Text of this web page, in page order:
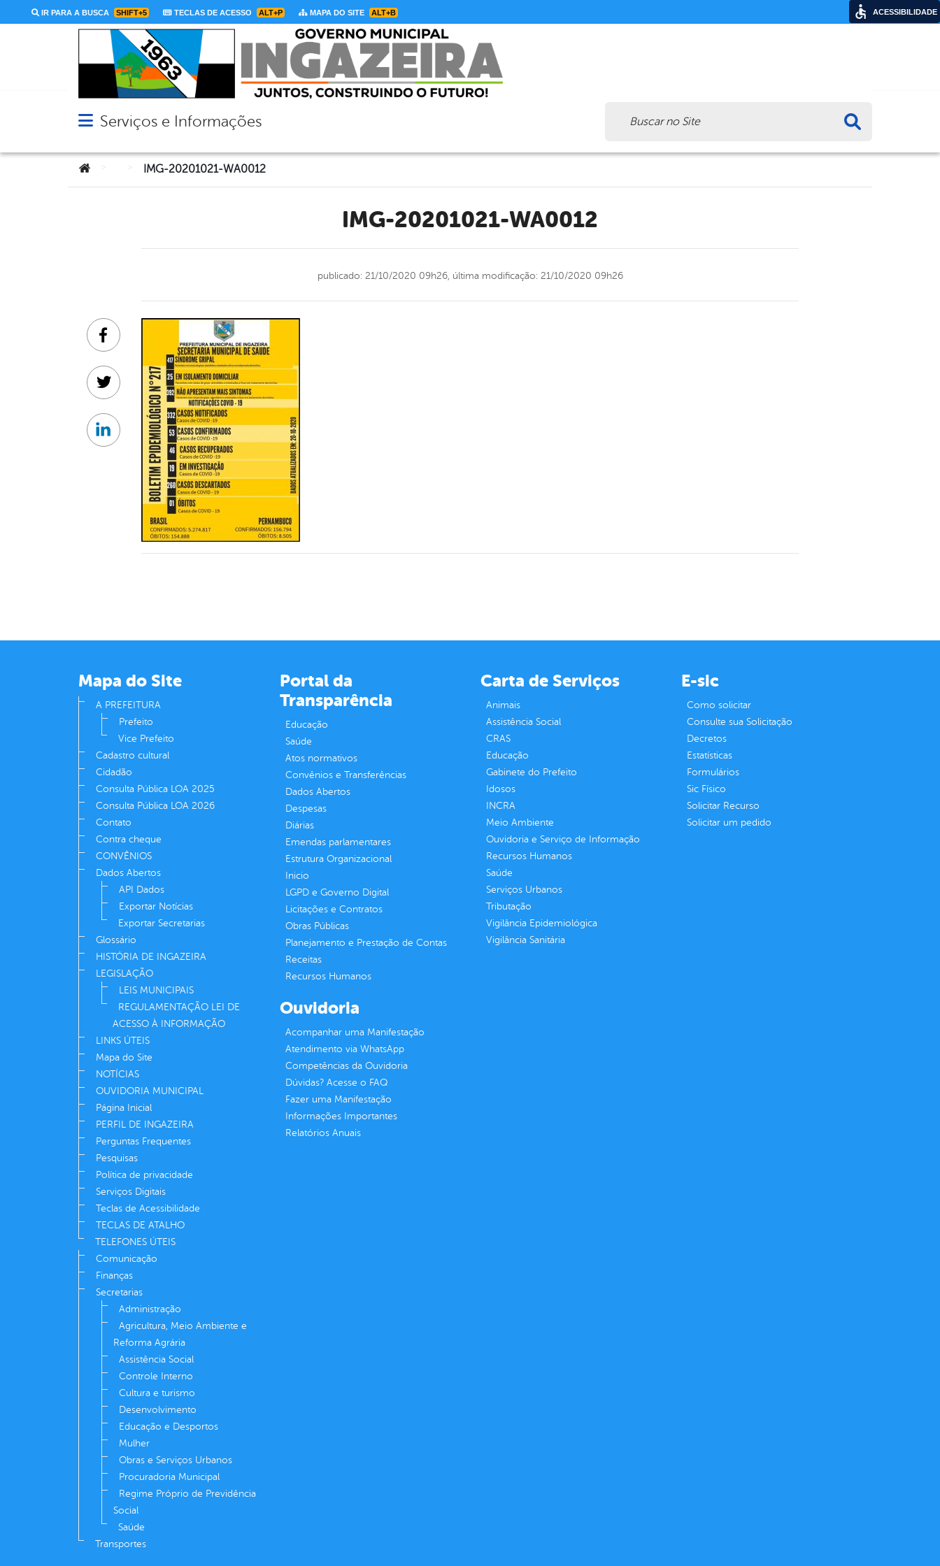
IR PARA A BUSCA SHIFT+5 TECLAS DE ACESSO ALT+P MAPA DO SITE ALT+B
Abrir menu principal de navegação
Serviços e Informações
Você está aqui:IMG-20201021-WA0012
IMG-20201021-WA0012
publicado: 21/10/2020 09h26, última modificação: 21/10/2020 09h26
Facebook
Twitter
Linkedin
Mapa do Site
A PREFEITURA
Prefeito
Vice Prefeito
Cadastro cultural
Cidadão
Consulta Pública LOA 2025
Consulta Pública LOA 2026
Contato
Contra cheque
CONVÊNIOS
Dados Abertos
API Dados
Exportar Notícias
Exportar Secretarias
Glossário
HISTÓRIA DE INGAZEIRA
LEGISLAÇÃO
LEIS MUNICIPAIS
REGULAMENTAÇÃO LEI DE
ACESSO À INFORMAÇÃO
LINKS ÚTEIS
Mapa do Site
NOTÍCIAS
OUVIDORIA MUNICIPAL
Página Inicial
PERFIL DE INGAZEIRA
Perguntas Frequentes
Pesquisas
Política de privacidade
Serviços Digitais
Teclas de Acessibilidade
TECLAS DE ATALHO
TELEFONES ÚTEIS
Comunicação
Finanças
Secretarias
Administração
Agricultura, Meio Ambiente e
Reforma Agrária
Assistência Social
Controle Interno
Cultura e turismo
Desenvolvimento
Educação e Desportos
Mulher
Obras e Serviços Urbanos
Procuradoria Municipal
Regime Próprio de Previdência
Social
Saúde
Transportes
Portal da
Transparência
Educação
Saúde
Atos normativos
Convênios e Transferências
Dados Abertos
Despesas
Diárias
Emendas parlamentares
Estrutura Organizacional
Inicio
LGPD e Governo Digital
Licitações e Contratos
Obras Públicas
Planejamento e Prestação de Contas
Receitas
Recursos Humanos
Carta de Serviços
Animais
Assistência Social
CRAS
Educação
Gabinete do Prefeito
Idosos
INCRA
Meio Ambiente
Ouvidoria e Serviço de Informação
Recursos Humanos
Saúde
Serviços Urbanos
Tributação
Vigilância Epidemiológica
Vigilância Sanitária
E-sic
Como solicitar
Consulte sua Solicitação
Decretos
Estatísticas
Formulários
Sic Físico
Solicitar Recurso
Solicitar um pedido
Ouvidoria
Acompanhar uma Manifestação
Atendimento via WhatsApp
Competências da Ouvidoria
Dúvidas? Acesse o FAQ
Fazer uma Manifestação
Informações Importantes
Relatórios Anuais
ACESSIBILIDADE